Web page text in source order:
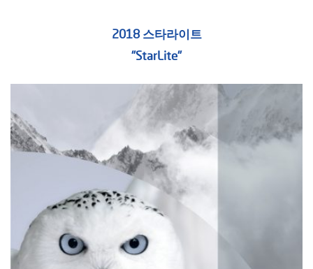
2018 스타라이트
"StarLite"